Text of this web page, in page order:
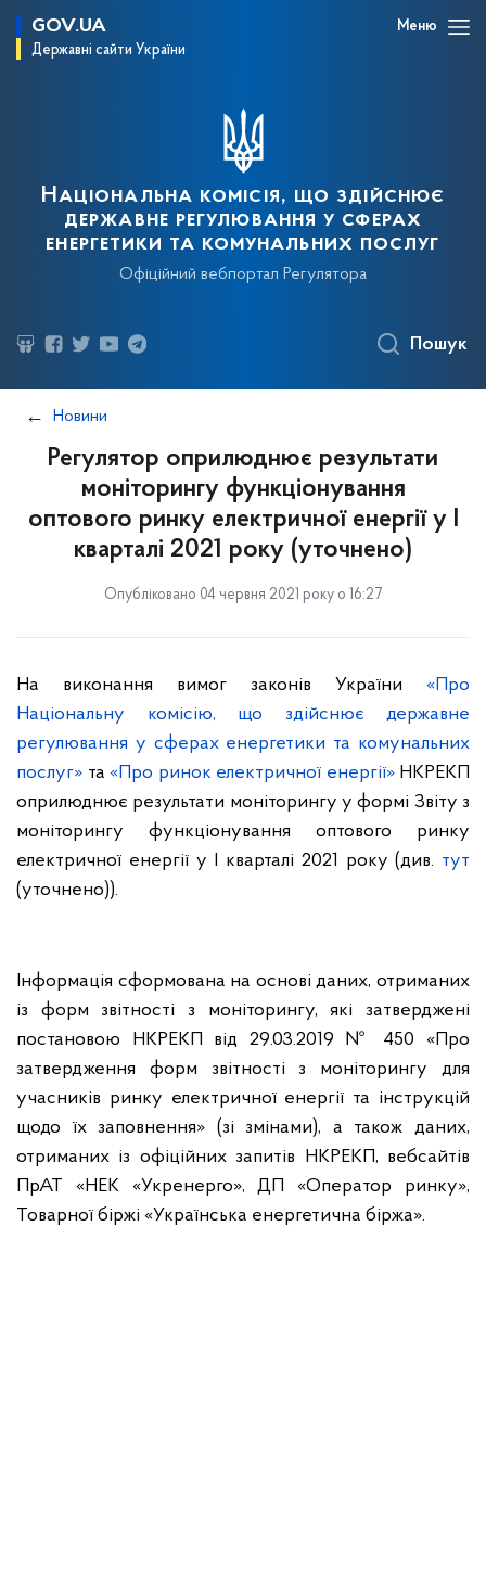
GOV.UA
Державні сайти України
Меню
Національна комісія, що здійснює
державне регулювання у сферах
енергетики та комунальних послуг
Офіційний вебпортал Регулятора
Пошук
Новини
Регулятор оприлюднює результати
моніторингу функціонування
оптового ринку електричної енергії у І
кварталі 2021 року (уточнено)
Опубліковано 04 червня 2021 року о 16:27
На виконання вимог законів України «Про
Національну комісію, що здійснює державне
регулювання у сферах енергетики та комунальних
послуг» та «Про ринок електричної енергії»НКРЕКП
оприлюднює результати моніторингу у формі Звіту з
моніторингу функціонування оптового ринку
електричної енергії у І кварталі 2021 року (див. тут
(уточнено)).
Інформація сформована на основі даних, отриманих
із форм звітності з моніторингу, які затверджені
постановою НКРЕКП від 29.03.2019 № 450 «Про
затвердження форм звітності з моніторингу для
учасників ринку електричної енергії та інструкцій
щодо їх заповнення» (зі змінами), а також даних,
отриманих із офіційних запитів НКРЕКП, вебсайтів
ПрАТ «НЕК «Укренерго», ДП «Оператор ринку»,
Товарної біржі «Українська енергетична біржа».